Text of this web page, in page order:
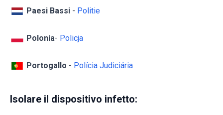
Paesi Bassi - Politie
Polonia- Policja
Portogallo - Polícia Judiciária
Isolare il dispositivo infetto: